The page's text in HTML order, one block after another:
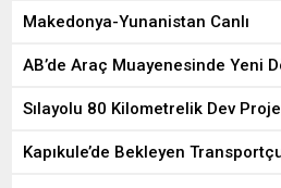
Makedonya-Yunanistan Canlı
AB’de Araç Muayenesinde Yeni
Sılayolu 80 Kilometrelik Dev Proje
Kapıkule’de Bekleyen